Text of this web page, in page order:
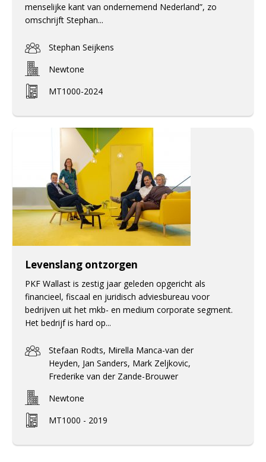
menselijke kant van ondernemend Nederland”, zo
omschrijft Stephan...
Stephan Seijkens
Newtone
MT1000-2024
Levenslang ontzorgen
PKF Wallast is zestig jaar geleden opgericht als
financieel, fiscaal en juridisch adviesbureau voor
bedrijven uit het mkb- en medium corporate segment.
Het bedrijf is hard op...
Stefaan Rodts, Mirella Manca-van der
Heyden, Jan Sanders, Mark Zeljkovic,
Frederike van der Zande-Brouwer
Newtone
MT1000 - 2019